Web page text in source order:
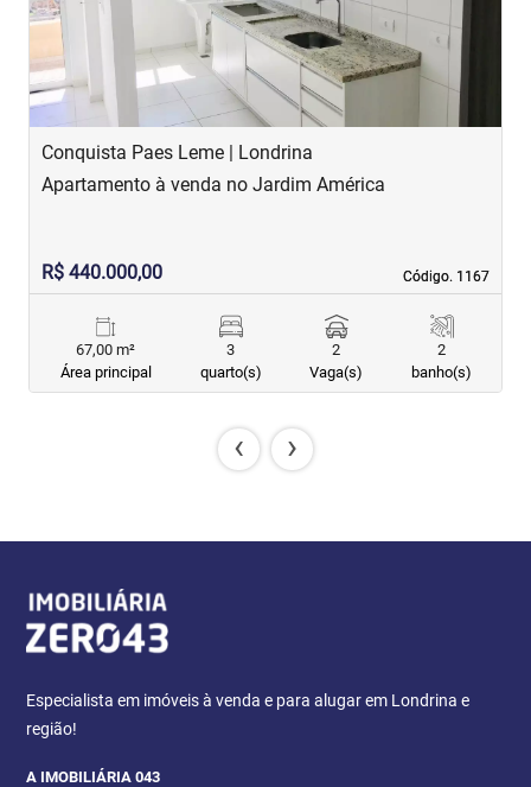
Conquista Paes Leme | Londrina
Código. 1167
Código. 1167
Apartamento à venda no Jardim América
R$ 440.000,00
67,00 m²
Área principal
3
quarto(s)
2
Vaga(s)
2
banho(s)
‹ ›
Especialista em imóveis à venda e para alugar em Londrina e
região!
A IMOBILIÁRIA 043